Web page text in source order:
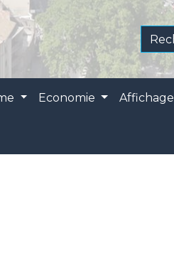
Economie